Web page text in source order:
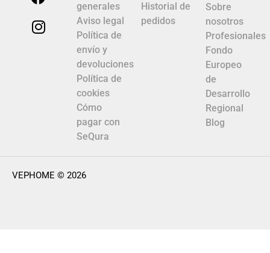
generales
Aviso legal
Política de
envío y
devoluciones
Política de
cookies
Cómo
pagar con
SeQura
Historial de
pedidos
Sobre
nosotros
Profesionales
Fondo
Europeo
de
Desarrollo
Regional
Blog
VEPHOME © 2026